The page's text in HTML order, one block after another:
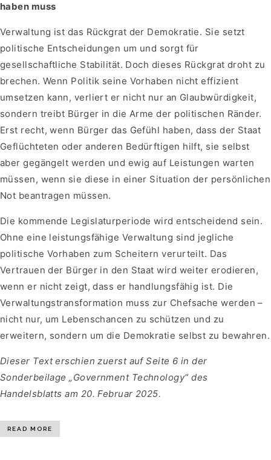
haben muss
Verwaltung ist das Rückgrat der Demokratie. Sie setzt
politische Entscheidungen um und sorgt für
gesellschaftliche Stabilität. Doch dieses Rückgrat droht zu
brechen. Wenn Politik seine Vorhaben nicht effizient
umsetzen kann, verliert er nicht nur an Glaubwürdigkeit,
sondern treibt Bürger in die Arme der politischen Ränder.
Erst recht, wenn Bürger das Gefühl haben, dass der Staat
Geflüchteten oder anderen Bedürftigen hilft, sie selbst
aber gegängelt werden und ewig auf Leistungen warten
müssen, wenn sie diese in einer Situation der persönlichen
Not beantragen müssen.
Die kommende Legislaturperiode wird entscheidend sein.
Ohne eine leistungsfähige Verwaltung sind jegliche
politische Vorhaben zum Scheitern verurteilt. Das
Vertrauen der Bürger in den Staat wird weiter erodieren,
wenn er nicht zeigt, dass er handlungsfähig ist. Die
Verwaltungstransformation muss zur Chefsache werden –
nicht nur, um Lebenschancen zu schützen und zu
erweitern, sondern um die Demokratie selbst zu bewahren.
Dieser Text erschien zuerst auf Seite 6 in der
Sonderbeilage „Government Technology“ des
Handelsblatts am 20. Februar 2025.
READ MORE